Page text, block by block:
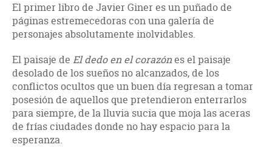
El primer libro de Javier Giner es un puñado de
páginas estremecedoras con una galería de
personajes absolutamente inolvidables.
El paisaje de El dedo en el corazónes el paisaje
desolado de los sueños no alcanzados, de los
conflictos ocultos que un buen día regresan a tomar
posesión de aquellos que pretendieron enterrarlos
para siempre, de la lluvia sucia que moja las aceras
de frías ciudades donde no hay espacio para la
esperanza.